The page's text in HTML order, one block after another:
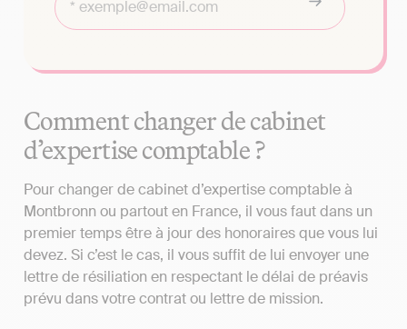
Comment changer de cabinet
d’expertise comptable ?
Pour changer de cabinet d’expertise comptable à
Montbronn ou partout en France, il vous faut dans un
premier temps être à jour des honoraires que vous lui
devez. Si c’est le cas, il vous suffit de lui envoyer une
lettre de résiliation en respectant le délai de préavis
prévu dans votre contrat ou lettre de mission.